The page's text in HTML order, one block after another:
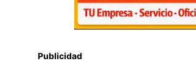
Publicidad